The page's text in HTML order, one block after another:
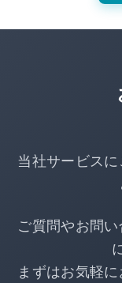
当社サービス
ご質問やお問
まずはお気軽